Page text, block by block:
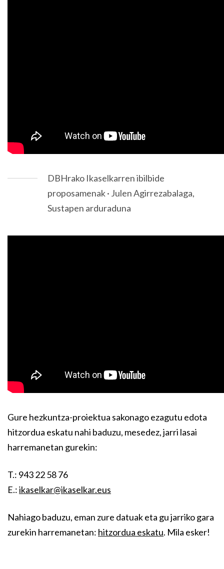
DBHrako Ikaselkarren ibilbide
proposamenak · Julen Agirrezabalaga,
Sustapen arduraduna
Gure hezkuntza-proiektua sakonago ezagutu edota
hitzordua eskatu nahi baduzu, mesedez, jarri lasai
harremanetan gurekin:
T.: 943 22 58 76
E.:ikaselkar@ikaselkar.eus
Nahiago baduzu, eman zure datuak eta gu jarriko gara
zurekin harremanetan: hitzordua eskatu. Mila esker!